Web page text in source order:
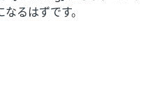
るはずです。